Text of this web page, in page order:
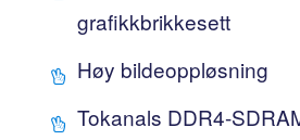
grafikkbrikkesett
Høy bildeoppløsning
Tokanals DDR4-